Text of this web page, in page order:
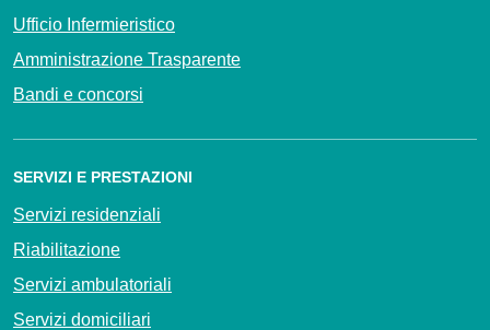
Ufficio Infermieristico
Amministrazione Trasparente
Bandi e concorsi
SERVIZI E PRESTAZIONI
Servizi residenziali
Riabilitazione
Servizi ambulatoriali
Servizi domiciliari